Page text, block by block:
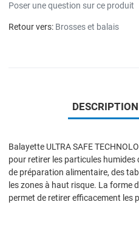
Poser une question sur ce produit
Retour vers: Brosses et balais
Balayette ULTRA SAFE
pour retirer les particules
de préparation alimentaire, des
les zones à haut risque. La forme
permet de retirer efficacement les